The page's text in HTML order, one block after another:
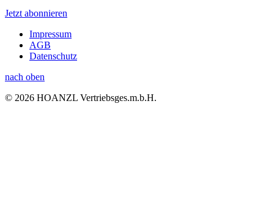
Jetzt abonnieren
Impressum
AGB
Datenschutz
nach oben
© 2026 HOANZL Vertriebsges.m.b.H.